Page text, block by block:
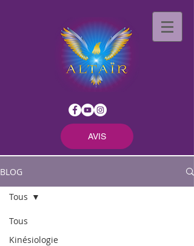
AVIS
BLOG
Tous
Kinésiologie
Tous